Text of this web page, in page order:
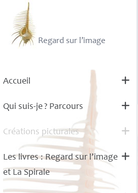
Regard sur l’image
Accueil
Qui suis-je? Parcours
Créations picturales
Les livres : Regard sur l’image
et La Spirale